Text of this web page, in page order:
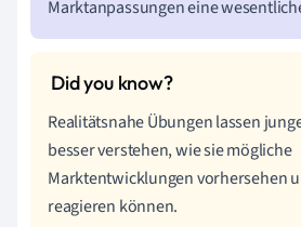
Marktanpassungen eine
Realitätsnahe Übungen lassen
besser verstehen, wie sie mögliche
Marktentwicklungen vorhersehen
reagieren können.